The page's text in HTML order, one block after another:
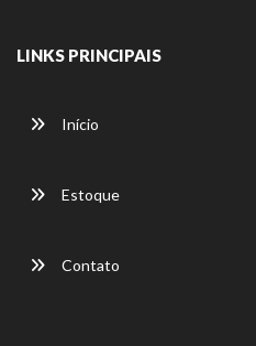
LINKS PRINCIPAIS
Início
Estoque
Contato